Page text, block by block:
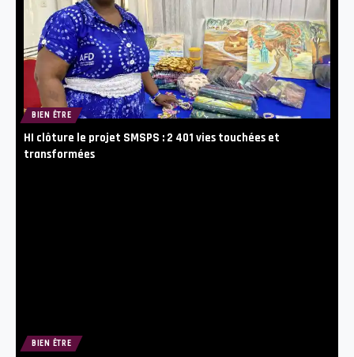
BIEN ÊTRE
HI clôture le projet SMSPS : 2 401 vies touchées et
transformées
BIEN ÊTRE